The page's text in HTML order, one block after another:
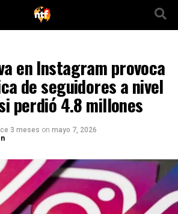
en Instagram provoca
de seguidores a nivel
perdió 4.8 millones
3 meses on mayo 7, 2026